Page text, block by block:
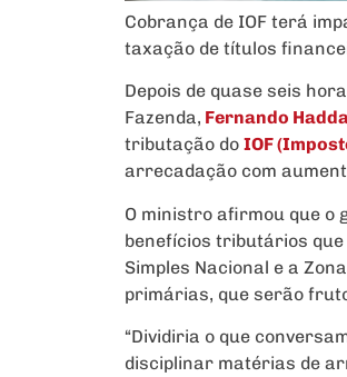
Cobrança de IOF terá
taxação de títulos
Depois de quase seis
Fazenda, Fernando
tributação do IOF
arrecadação com
O ministro afirmou que o
benefícios tributários
Simples Nacional e a
primárias, que serão
“Dividiria o que
disciplinar matérias de